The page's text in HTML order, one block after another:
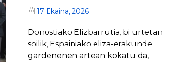
17 Ekaina, 2026
Donostiako Elizbarrutia, bi urtetan
soilik, Espainiako eliza-erakunde
gardenenen artean kokatu da,